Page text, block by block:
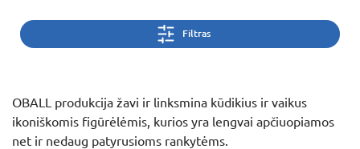
Filtras
OBALL produkcija žavi ir linksmina kūdikius ir vaikus
ikoniškomis figūrėlėmis, kurios yra lengvai apčiuopiamos
net ir nedaug patyrusioms rankytėms.